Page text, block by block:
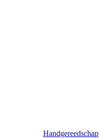
Handgereedschap